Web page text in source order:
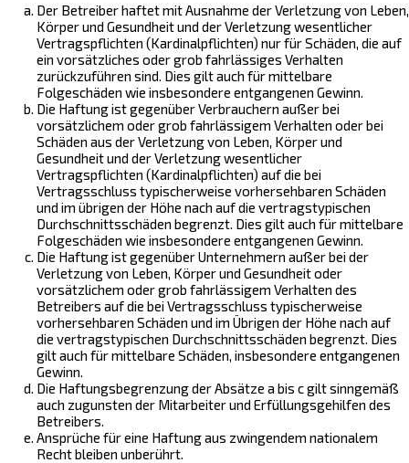
Der Betreiber haftet mit Ausnahme der Verletzung von Leben,
Körper und Gesundheit und der Verletzung wesentlicher
Vertragspflichten (Kardinalpflichten) nur für Schäden, die auf
ein vorsätzliches oder grob fahrlässiges Verhalten
zurückzuführen sind. Dies gilt auch für mittelbare
Folgeschäden wie insbesondere entgangenen Gewinn.
Die Haftung ist gegenüber Verbrauchern außer bei
vorsätzlichem oder grob fahrlässigem Verhalten oder bei
Schäden aus der Verletzung von Leben, Körper und
Gesundheit und der Verletzung wesentlicher
Vertragspflichten (Kardinalpflichten) auf die bei
Vertragsschluss typischerweise vorhersehbaren Schäden
und im übrigen der Höhe nach auf die vertragstypischen
Durchschnittsschäden begrenzt. Dies gilt auch für mittelbare
Folgeschäden wie insbesondere entgangenen Gewinn.
Die Haftung ist gegenüber Unternehmern außer bei der
Verletzung von Leben, Körper und Gesundheit oder
vorsätzlichem oder grob fahrlässigem Verhalten des
Betreibers auf die bei Vertragsschluss typischerweise
vorhersehbaren Schäden und im Übrigen der Höhe nach auf
die vertragstypischen Durchschnittsschäden begrenzt. Dies
gilt auch für mittelbare Schäden, insbesondere entgangenen
Gewinn.
Die Haftungsbegrenzung der Absätze a bis c gilt sinngemäß
auch zugunsten der Mitarbeiter und Erfüllungsgehilfen des
Betreibers.
Ansprüche für eine Haftung aus zwingendem nationalem
Recht bleiben unberührt.